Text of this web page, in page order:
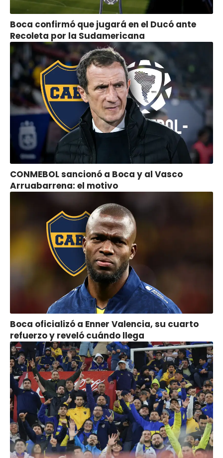
Boca confirmó que jugará en el Ducó ante
Recoleta por la Sudamericana
CONMEBOL sancionó a Boca y al Vasco
Arruabarrena: el motivo
Boca oficializó a Enner Valencia, su cuarto
refuerzo y reveló cuándo llega